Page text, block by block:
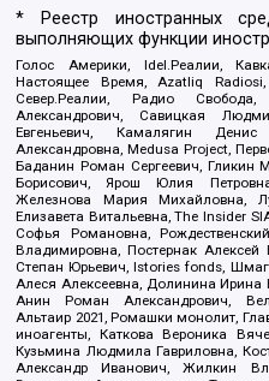
* Реестр иностранных
выполняющих функции
Голос Америки, Idel.Реалии,
Настоящее Время, Azatliq Radiosi,
Север.Реалии, Радио Свобода,
Александрович, Савицкая
Евгеньевич, Камалягин
Александровна, Medusa Project,
Баданин Роман Сергеевич, Гликин
Борисович, Ярош Юлия
Железнова Мария Михайловна,
Елизавета Витальевна, The Insider
Софья Романовна,
Владимировна, Постернак Алексей
Степан Юрьевич, Istories fonds,
Алеся Алексеевна, Долинина
Анин Роман Александрович,
Альтаир 2021, Ромашки монолит,
иноагенты, Каткова Вероника
Кузьмина Людмила Гавриловна,
Александр Иванович, Жилкин